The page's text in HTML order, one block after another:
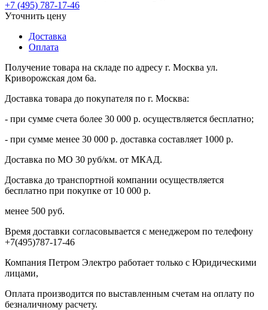
+7 (495) 787-17-46
Уточнить цену
Доставка
Оплата
Получение товара на складе по адресу г. Москва ул.
Криворожская дом 6а.
Доставка товара до покупателя по г. Москва:
- при сумме счета более 30 000 р. осуществляется бесплатно;
- при сумме менее 30 000 р. доставка составляет 1000 р.
Доставка по МО 30 руб/км. от МКАД.
Доставка до транспортной компании осуществляется
бесплатно при покупке от 10 000 р.
менее 500 руб.
Время доставки согласовывается с менеджером по телефону
+7(495)787-17-46
Компания Петром Электро работает только с Юридическими
лицами,
Оплата производится по выставленным счетам на оплату по
безналичному расчету.